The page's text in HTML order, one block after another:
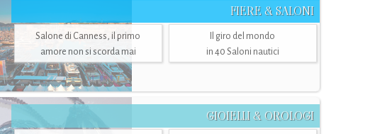
FIERE & SALONI
Salone di Canness, il primo
amore non si scorda mai
Il giro del mondo
in 40 Saloni nautici
GIOIELLI & OROLOGI